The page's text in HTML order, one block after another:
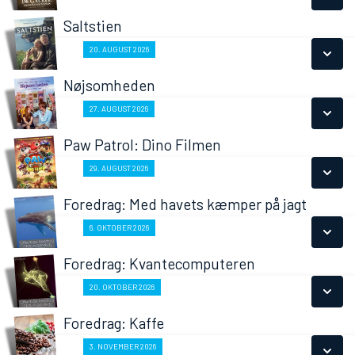
SE ALLE DAGE
Saltstien
20. AUGUST 2026
SE ALLE DAGE
Nøjsomheden
27. AUGUST 2026
SE ALLE DAGE
Paw Patrol: Dino Filmen
29. AUGUST 2026
SE ALLE DAGE
Foredrag: Med havets kæmper på jagt
6. OKTOBER 2026
SE ALLE DAGE
Foredrag: Kvantecomputeren
20. OKTOBER 2026
SE ALLE DAGE
Foredrag: Kaffe
3. NOVEMBER 2026